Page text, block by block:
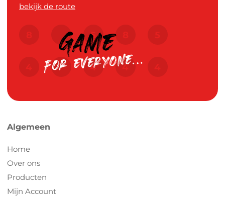
bekijk de route
Algemeen
Home
Over ons
Producten
Mijn Account